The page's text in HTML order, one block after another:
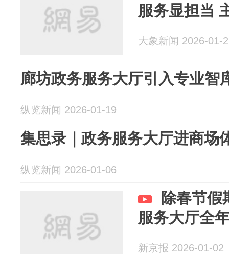
服务显担当
大象新闻 2026-01-
廊坊政务服务大厅引入专业智
纵览新闻 2026-01-19
集思录｜政务服务大厅进商场
纵览新闻 2026-01-06
除春节假
服务大厅全
新京报 2026-01-02